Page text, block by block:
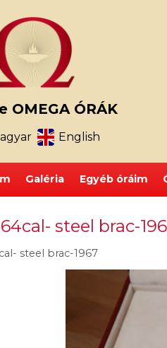
OMEGA ÓRÁK
English
Galéria Egyéb óráim
steel brac-
steel brac-1967